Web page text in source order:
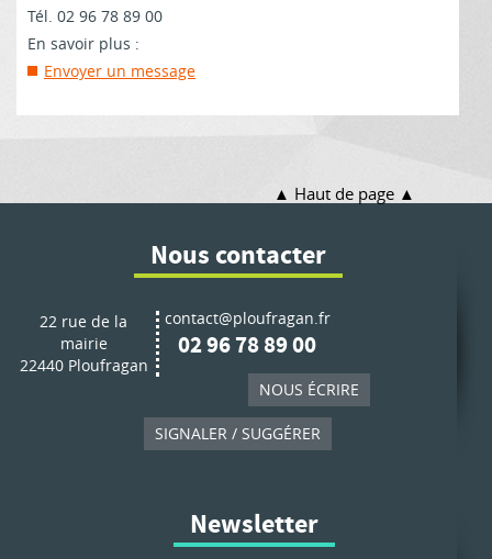
Tél. 02 96 78 89 00
En savoir plus :
Envoyer un message
Haut de page
Nous contacter
22 rue de la
mairie
22440 Ploufragan
contact@ploufragan.fr
02 96 78 89 00
NOUS ÉCRIRE
SIGNALER / SUGGÉRER
Newsletter